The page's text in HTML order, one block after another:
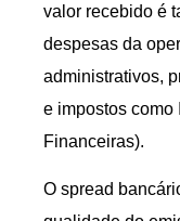
valor recebido é
despesas da
administrativos,
e impostos como
Financeiras).
O spread